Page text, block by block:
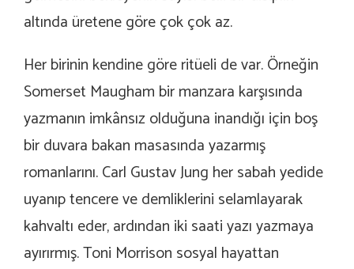
altında üretene göre çok çok az.
Her birinin kendine göre ritüeli de var. Örneğin
Somerset Maugham bir manzara karşısında
yazmanın imkânsız olduğuna inandığı için boş
bir duvara bakan masasında yazarmış
romanlarını. Carl Gustav Jung her sabah yedide
uyanıp tencere ve demliklerini selamlayarak
kahvaltı eder, ardından iki saati yazı yazmaya
ayırırmış. Toni Morrison sosyal hayattan